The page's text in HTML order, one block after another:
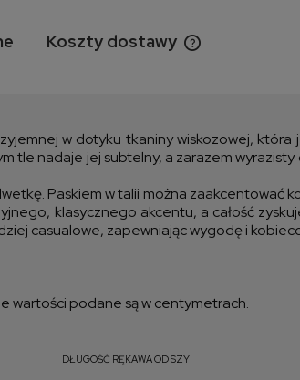
Koszty dostawy
w dotyku tkaniny wiskozowej,
nadaje jej subtelny, a zarazem
Paskiem w talii można zaakcentować
klasycznego akcentu, a całość
casualowe, zapewniając wygodę i
wartości podane są w centymetrach.
DŁUGOŚĆ RĘKAWA OD SZYI